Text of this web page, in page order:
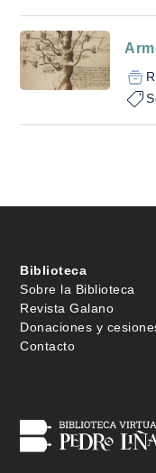
Biblioteca
Sobre la Biblioteca
Revista Galano
Donaciones y
Contacto